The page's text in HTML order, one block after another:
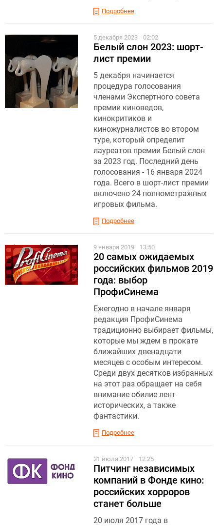
Подробнее
5 декабря 2023 02:02
Белый слон 2023: шорт-
лист премии
5 декабря начинается
процедура голосования
членами Экспертного совета
премии киноведов,
кинокритиков и
киножурналистов во втором
туре, который определит
лауреатов премии Белый слон
за 2023 год. Последний день
голосования - 16 января 2024
года. Всего в шорт-лист премии
включено 24 полнометражных
игровых фильма.
Подробнее
9 января 2019 13:50
20 самых ожидаемых
российских фильмов 2019
года: выбор
ПрофиСинема
Ежегодно в начале января
редакция ПрофиСинема
традиционно выбирает фильмы,
которые мы ждем в прокате
ближайших двенадцати
месяцев с особым интересом.
Среди двух десятков избранных
на этот раз обращает на себя
внимание обилие лент
исторических, а также
фантастики.
Подробнее
21 июля 2017 12:25
Питчинг независимых
компаний в Фонде кино:
российских хорроров
станет больше
20 июля 2017 года в